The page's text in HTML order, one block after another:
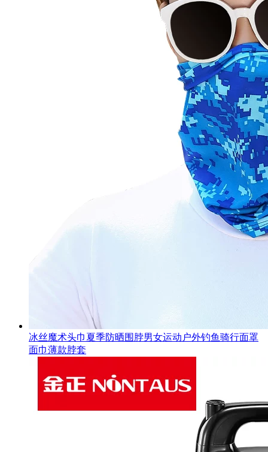
冰丝魔术头巾夏季防晒围脖男女运动户外钓鱼骑行面罩
面巾薄款脖套